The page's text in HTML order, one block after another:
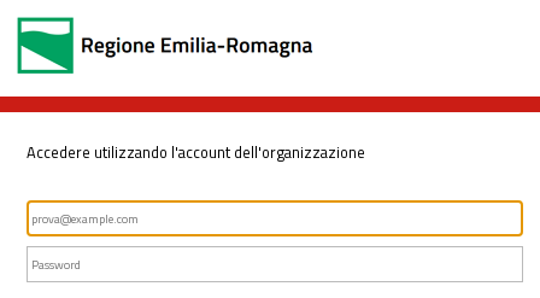
Accedere utilizzando l'account dell'organizzazione